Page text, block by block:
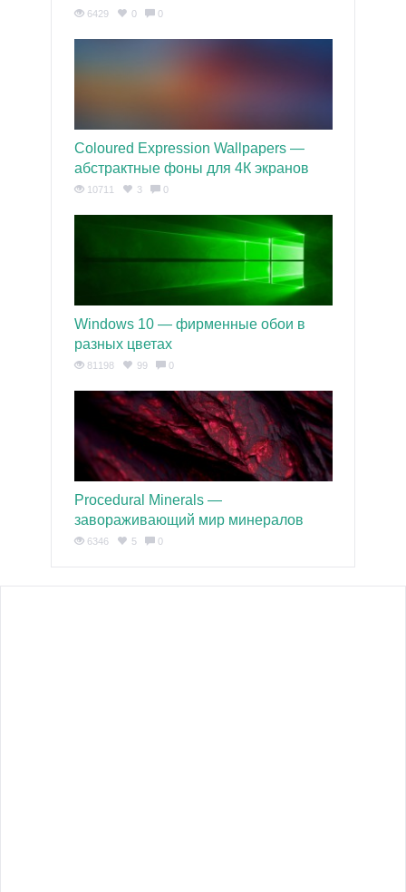
6429 0 0
Coloured Expression Wallpapers —
абстрактные фоны для 4К экранов
10711 3 0
Windows 10 — фирменные обои в
разных цветах
81198 99 0
Procedural Minerals —
завораживающий мир минералов
6346 5 0